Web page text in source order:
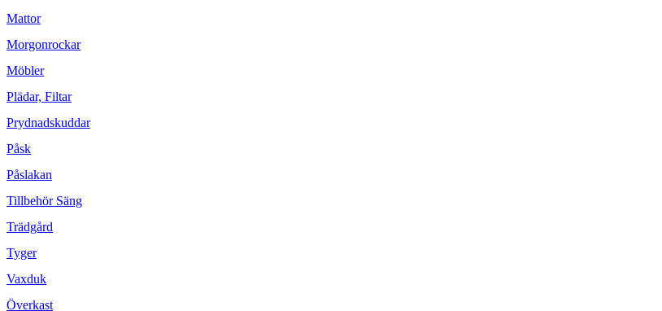
Mattor
Morgonrockar
Möbler
Plädar, Filtar
Prydnadskuddar
Påsk
Påslakan
Tillbehör Säng
Trädgård
Tyger
Vaxduk
Överkast